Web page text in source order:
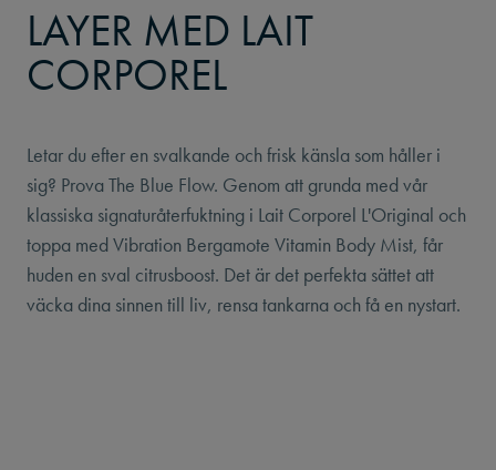
LAYER MED LAIT
CORPOREL
Letar du efter en svalkande och frisk känsla som håller i
sig? Prova The Blue Flow. Genom att grunda med vår
klassiska signaturåterfuktning i Lait Corporel L'Original och
toppa med Vibration Bergamote Vitamin Body Mist, får
huden en sval citrusboost. Det är det perfekta sättet att
väcka dina sinnen till liv, rensa tankarna och få en nystart.